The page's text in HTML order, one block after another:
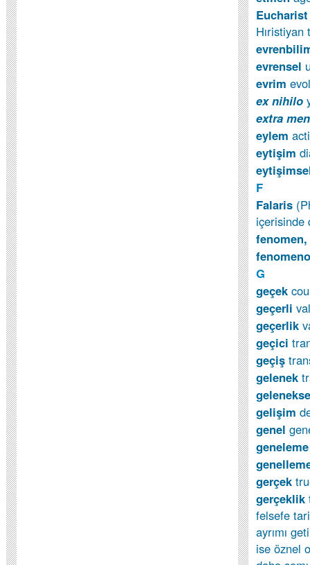
Hıristiyan
evrensel
evrim
ex nihilo
extra
eylem
eytişim
F
Falaris
içerisinde
G
geçek
geçerli
geçerlik
geçici
geçiş
gelenek
gelişim
genel
gerçek
gerçeklik
felsefe
ayrımı
ise öznel